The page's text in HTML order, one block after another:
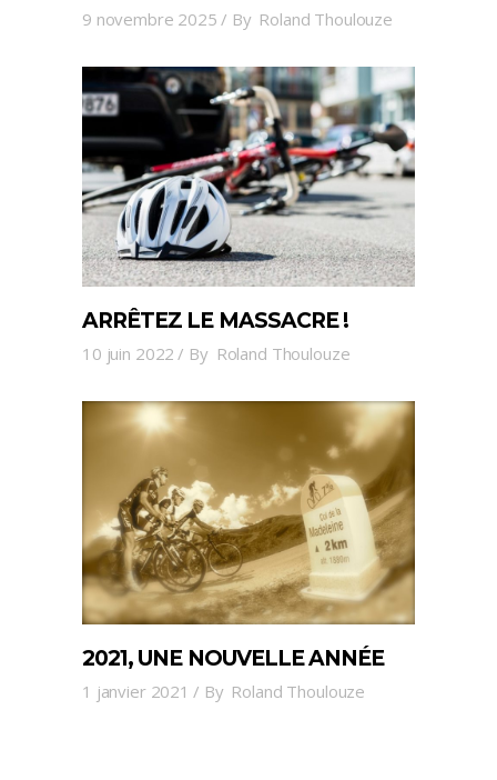
9 novembre 2025 By Roland Thoulouze
ARRÊTEZ LE MASSACRE !
10 juin 2022 By Roland Thoulouze
2021, UNE NOUVELLE ANNÉE
1 janvier 2021 By Roland Thoulouze